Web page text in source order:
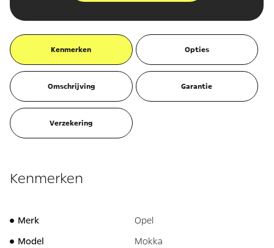
Kenmerken Opties
Omschrijving Garantie
Verzekering
Kenmerken
Merk
Opel
Model
Mokka